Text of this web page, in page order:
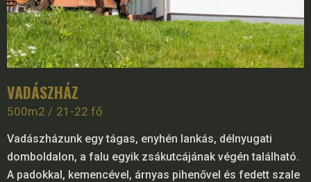
VADÁSZHÁZ
500m2 21-22 fő
Vadászházunk egy tágas, enyhén lankás, délnyugati
domboldalon, a falu egyik zsákutcájának végén található.
A padokkal, kemencével, árnyas pihenővel és fedett szale